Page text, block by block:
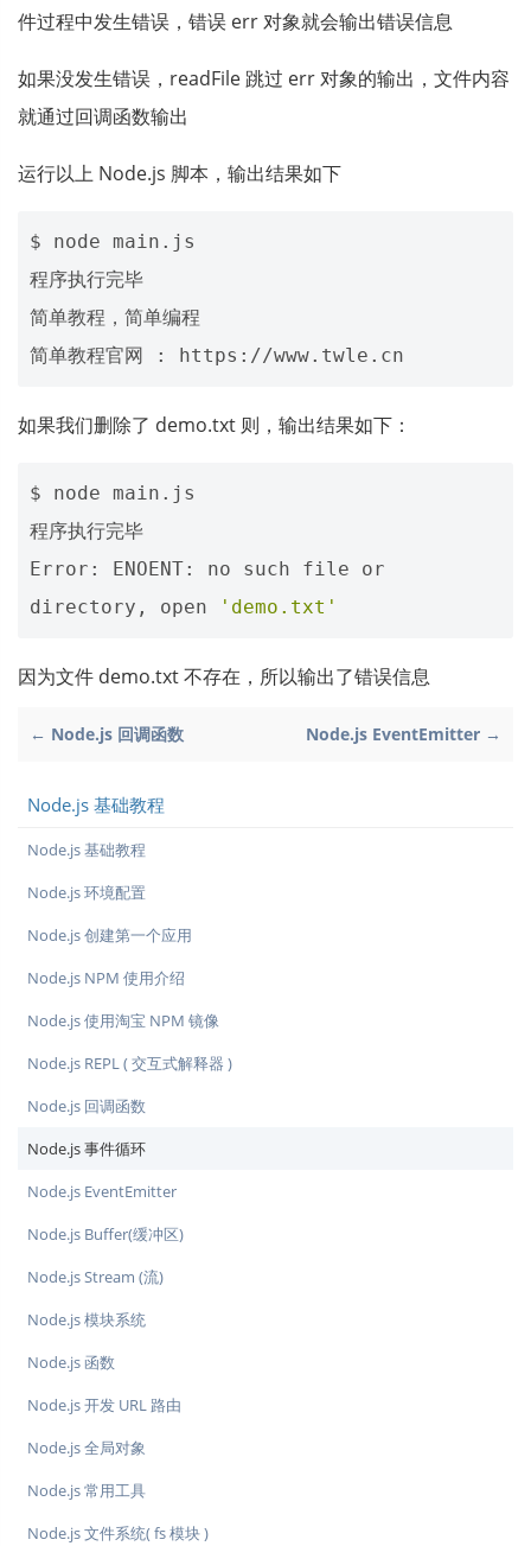
件过程中发生错误，错误 err 对象就会输出错误信息
如果没发生错误，readFile 跳过 err 对象的输出，文件内容
就通过回调函数输出
运行以上 Node.js 脚本，输出结果如下
$ node main.js
程序执行完毕
简单教程，简单编程
如果我们删除了 demo.txt 则，输出结果如下：
$ node main.js
程序执行完毕
Error: ENOENT: no such file or
directory, open
'demo.txt'
因为文件 demo.txt 不存在，所以输出了错误信息
← Node.js 回调函数 Node.js EventEmitter →
Node.js 基础教程
Node.js 基础教程
Node.js 环境配置
Node.js 创建第一个应用
Node.js NPM 使用介绍
Node.js 使用淘宝 NPM 镜像
Node.js REPL ( 交互式解释器 )
Node.js 回调函数
Node.js 事件循环
Node.js EventEmitter
Node.js Buffer(缓冲区)
Node.js Stream (流)
Node.js 模块系统
Node.js 函数
Node.js 开发 URL 路由
Node.js 全局对象
Node.js 常用工具
Node.js 文件系统( fs 模块 )